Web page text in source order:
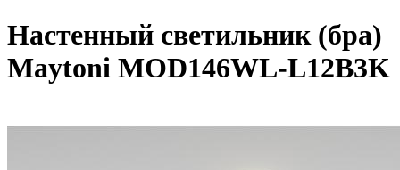
Настенный светильник (бра)
Maytoni MOD146WL-L12B3K